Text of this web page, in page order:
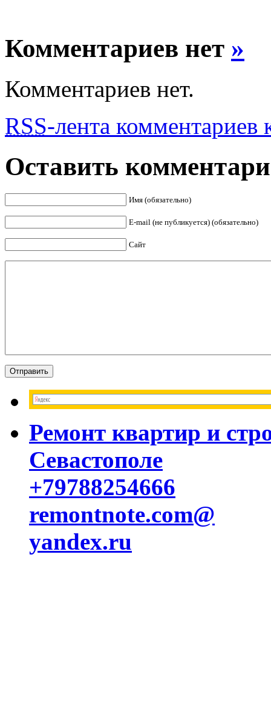
Комментариев нет »
Комментариев нет.
RSS-лента комментариев
Оставить
Имя (обязательно)
E-mail (не публикуется) (обязательно)
Сайт
Ремонт квартир и
Севастополе
+79788254666
remontnote.com@
yandex.ru